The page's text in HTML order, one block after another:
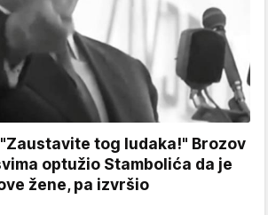
tog ludaka!" Brozov
optužio Stambolića da je
žene, pa izvršio